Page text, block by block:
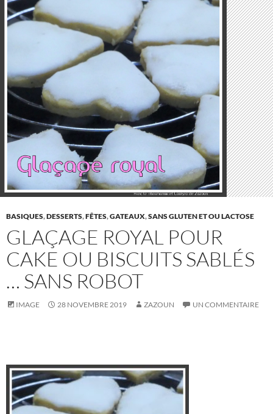
BASIQUES,DESSERTS,FÊTES,GATEAUX,SANS GLUTEN ET OU LACTOSE
GLAÇAGE ROYAL POUR
CAKE OU BISCUITS SABLÉS
… SANS ROBOT
IMAGE 28 NOVEMBRE 2019 ZAZOUN UN COMMENTAIRE